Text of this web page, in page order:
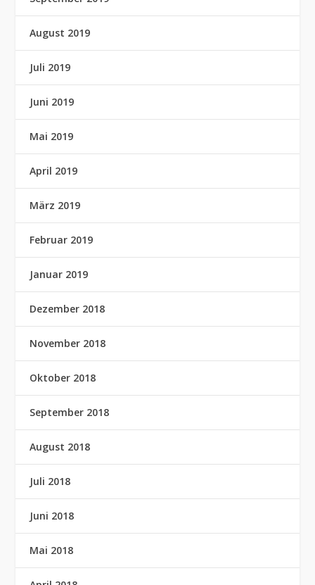
August 2019
Juli 2019
Juni 2019
Mai 2019
April 2019
März 2019
Februar 2019
Januar 2019
Dezember 2018
November 2018
Oktober 2018
September 2018
August 2018
Juli 2018
Juni 2018
Mai 2018